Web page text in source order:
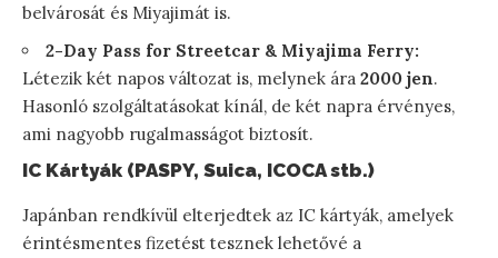
belvárosát és Miyajimát is.
2-Day Pass for Streetcar & Miyajima Ferry:
Létezik két napos változat is, melynek ára 2000 jen.
Hasonló szolgáltatásokat kínál, de két napra érvényes,
ami nagyobb rugalmasságot biztosít.
IC Kártyák (PASPY, Suica, ICOCA stb.)
Japánban rendkívül elterjedtek az IC kártyák, amelyek
érintésmentes fizetést tesznek lehetővé a